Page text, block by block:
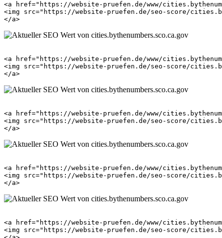
<a href="https://website-pruefen.de/www/
<img src="https://website-pruefen.de/seo-score/
<a href="https://website-pruefen.de/www/
<img src="https://website-pruefen.de/seo-score/
<a href="https://website-pruefen.de/www/
<img src="https://website-pruefen.de/seo-score/
<a href="https://website-pruefen.de/www/
<img src="https://website-pruefen.de/seo-score/
<a href="https://website-pruefen.de/www/
<img src="https://website-pruefen.de/seo-score/